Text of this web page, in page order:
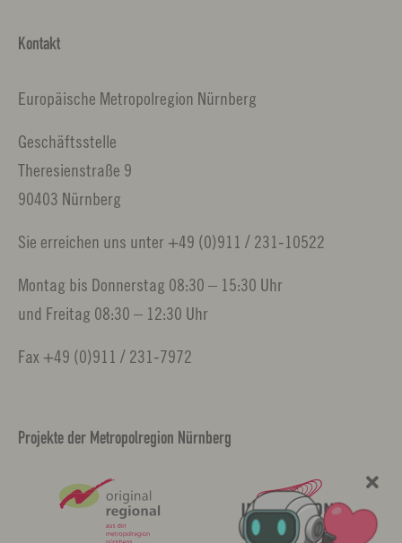
Kontakt
Europäische Metropolregion Nürnberg
Geschäftsstelle
Theresienstraße 9
90403 Nürnberg
Sie erreichen uns unter +49 (0)911 / 231-10522
Montag bis Donnerstag 08:30 – 15:30 Uhr
und Freitag 08:30 – 12:30 Uhr
Fax +49 (0)911 / 231-7972
Projekte der Metropolregion Nürnberg